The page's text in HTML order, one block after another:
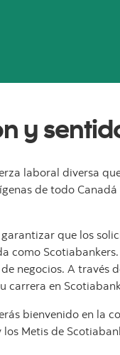
y
laboral diversa
de todo
que los
como
negocios. A través
carrera en
bienvenido en la
Metis de